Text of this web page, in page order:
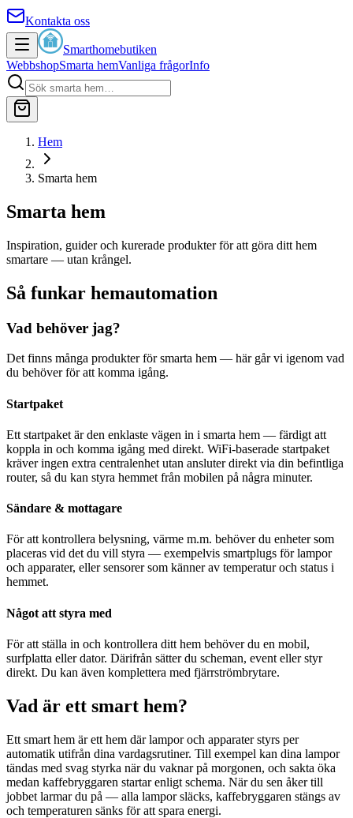
Kontakta oss
Smarthomebutiken
WebbshopSmarta hemVanliga frågorInfo
Hem
Smarta hem
Smarta hem
Inspiration, guider och kurerade produkter för att göra ditt hem
smartare — utan krångel.
Så funkar hemautomation
Vad behöver jag?
Det finns många produkter för smarta hem — här går vi igenom vad
du behöver för att komma igång.
Startpaket
Ett startpaket är den enklaste vägen in i smarta hem — färdigt att
koppla in och komma igång med direkt. WiFi-baserade startpaket
kräver ingen extra centralenhet utan ansluter direkt via din befintliga
router, så du kan styra hemmet från mobilen på några minuter.
Sändare & mottagare
För att kontrollera belysning, värme m.m. behöver du enheter som
placeras vid det du vill styra — exempelvis smartplugs för lampor
och apparater, eller sensorer som känner av temperatur och status i
hemmet.
Något att styra med
För att ställa in och kontrollera ditt hem behöver du en mobil,
surfplatta eller dator. Därifrån sätter du scheman, event eller styr
direkt. Du kan även komplettera med fjärrströmbrytare.
Vad är ett smart hem?
Ett smart hem är ett hem där lampor och apparater styrs per
automatik utifrån dina vardagsrutiner. Till exempel kan dina lampor
tändas med svag styrka när du vaknar på morgonen, och sakta öka
medan kaffebryggaren startar enligt schema. När du sen åker till
jobbet larmar du på — alla lampor släcks, kaffebryggaren stängs av
och temperaturen sänks för att spara energi.